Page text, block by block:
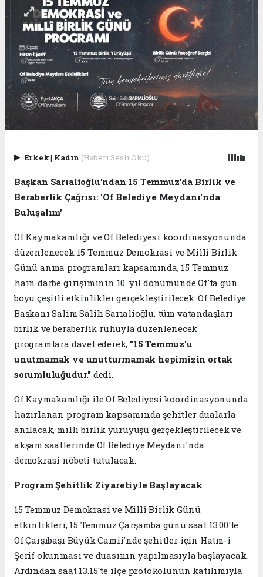
Erkek| Kadın (Haberi Sesli Oku)
Başkan Sarıalioğlu'ndan 15 Temmuz'da Birlik ve
Beraberlik Çağrısı: 'Of Belediye Meydanı'nda
Buluşalım'
Of Kaymakamlığı ve Of Belediyesi koordinasyonunda
düzenlenecek 15 Temmuz Demokrasi ve Millî Birlik
Günü anma programları kapsamında, 15 Temmuz
hain darbe girişiminin 10. yıl dönümünde Of'ta gün
boyu çeşitli etkinlikler gerçekleştirilecek. Of Belediye
Başkanı Salim Salih Sarıalioğlu, tüm vatandaşları
birlik ve beraberlik ruhuyla düzenlenecek
programlara davet ederek, "15 Temmuz'u
unutmamak ve unutturmamak hepimizin ortak
sorumluluğudur." dedi.
Of Kaymakamlığı ile Of Belediyesi koordinasyonunda
hazırlanan program kapsamında şehitler dualarla
anılacak, milli birlik yürüyüşü gerçekleştirilecek ve
akşam saatlerinde Of Belediye Meydanı'nda
demokrasi nöbeti tutulacak.
Program Şehitlik Ziyaretiyle Başlayacak
15 Temmuz Demokrasi ve Millî Birlik Günü
etkinlikleri, 15 Temmuz Çarşamba günü saat 13.00'te
Of Çarşıbaşı Büyük Camii'nde şehitler için Hatm-i
Şerif okunması ve duasının yapılmasıyla başlayacak.
Ardından saat 13.15'te ilçe protokolünün katılımıyla